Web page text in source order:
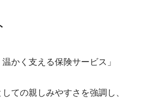
温かく支える保険サービス」
ての親しみやすさを強調し、